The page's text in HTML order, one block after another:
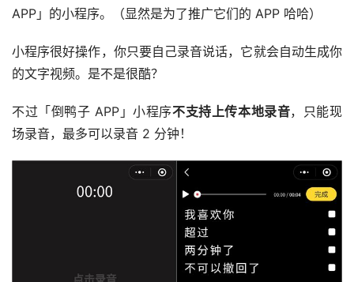
APP」的小程序。（显然是为了推广它们的 APP 哈哈）
小程序很好操作，你只要自己录音说话，它就会自动生成你
的文字视频。是不是很酷？
不过「倒鸭子 APP」小程序不支持上传本地录音，只能现
场录音，最多可以录音 2 分钟！